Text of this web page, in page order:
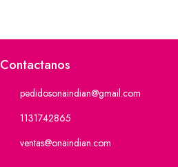
Contactanos
pedidosonaindian@gmail.com
1131742865
ventas@onaindian.com